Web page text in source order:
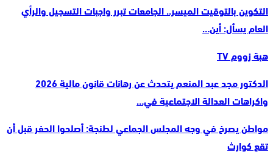
التكوين بالتوقيت الميسر.. الجامعات تبرر واجبات التسجيل والرأي
العام يسأل: أين…
هبة زووم TV
الدكتور مجد عبد المنعم يتحدث عن رهانات قانون مالية 2026
واكراهات العدالة الاجتماعية في…
مواطن يصرخ في وجه المجلس الجماعي لطنجة: أصلحوا الحفر قبل أن
تقع كوارث